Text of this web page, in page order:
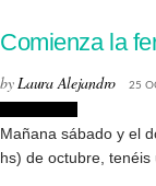
Comienza la
byLaura Alejandro 25
Mañana sábado y el
hs) de octubre, tenéis